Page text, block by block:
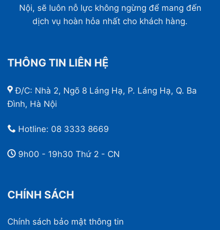
Nội, sẽ luôn nỗ lực không ngừng để mang đến
dịch vụ hoàn hỏa nhất cho khách hàng.
THÔNG TIN LIÊN HỆ
Đ/C: Nhà 2, Ngõ 8 Láng Hạ, P. Láng Hạ, Q. Ba
Đình, Hà Nội
Hotline: 08 3333 8669
9h00 - 19h30 Thứ 2 - CN
CHÍNH SÁCH
Chính sách bảo mật thông tin